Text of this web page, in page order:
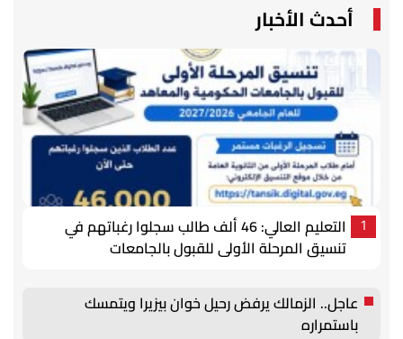
أحدث الأخبار
1
التعليم العالي: 46 ألف طالب سجلوا رغباتهم في
تنسيق المرحلة الأولى للقبول بالجامعات
عاجل.. الزمالك يرفض رحيل خوان بيزيرا ويتمسك
باستمراره